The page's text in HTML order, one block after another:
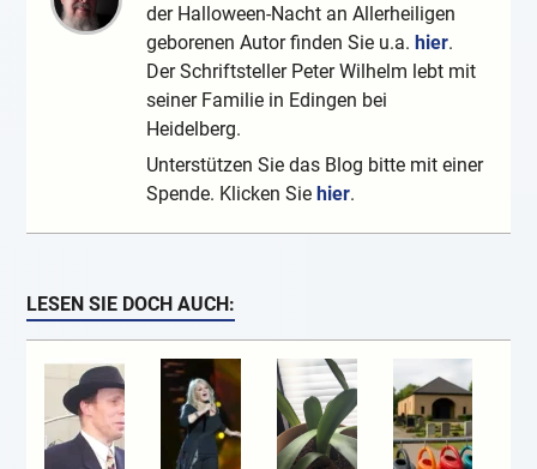
der Halloween-Nacht an Allerheiligen
geborenen Autor finden Sie u.a.hier.
Der Schriftsteller Peter Wilhelm lebt mit
seiner Familie in Edingen bei
Heidelberg.
Unterstützen Sie das Blog bitte mit einer
Spende. Klicken Siehier.
LESEN SIE DOCH AUCH: